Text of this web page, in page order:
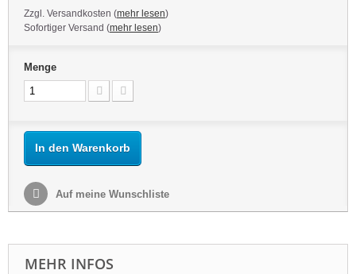
Zzgl. Versandkosten (mehr lesen)
Sofortiger Versand (mehr lesen)
Menge
In den Warenkorb
Auf meine Wunschliste
MEHR INFOS